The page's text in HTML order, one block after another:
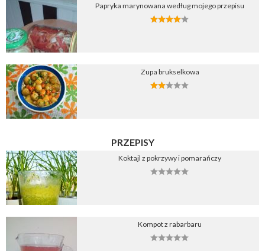
Papryka marynowana według mojego przepisu
Zupa brukselkowa
PRZEPISY
Koktajl z pokrzywy i pomarańczy
Kompot z rabarbaru